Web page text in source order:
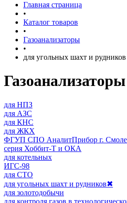
Главная страница
•
Каталог товаров
•
Газоанализаторы
•
для угольных шахт и рудников
Газоанализаторы
для НПЗ
для АЗС
для КНС
для ЖКХ
ФГУП СПО АналитПрибор г.
серия Хоббит-Т и ОКА
для котельных
ИГС-98
для СТО
для угольных шахт и рудников✖
для золотодобычи
для контроля газов в